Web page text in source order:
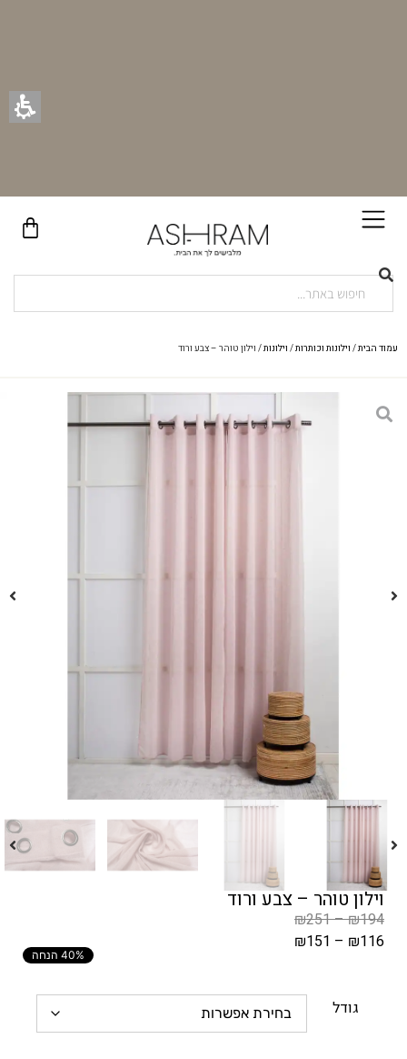
עמוד הבית/ וילונות וכותרות/ וילונות/ וילון טוהר – צבע ורוד
וילון טוהר – צבע ורוד
₪194
–
₪251
₪116
–
₪151
40% הנחה
גודל